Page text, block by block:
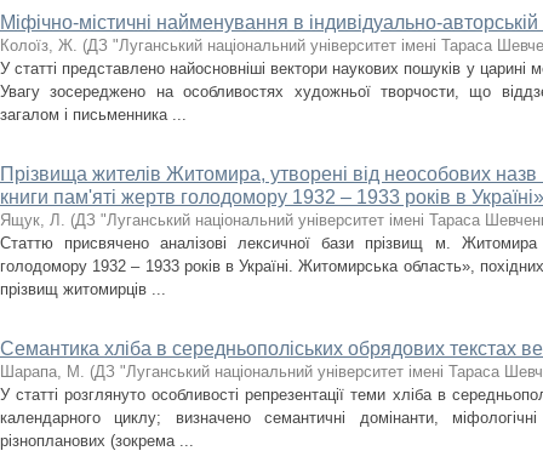
Міфічно-містичні найменування в індивідуально-
Колоїз, Ж. (ДЗ "Луганський національний університет імені Тараса
У статті представлено найосновніші вектори наукових пошуків у царині
Увагу зосереджено на особливостях художньої творчости, що
загалом і письменника ...
Прізвища жителів Житомира, утворені від неособових назв
книги пам'яті жертв голодомору 1932 – 1933 років в
Ящук, Л. (ДЗ "Луганський національний університет імені Тараса
Статтю присвячено аналізові лексичної бази прізвищ м. Житомира
голодомору 1932 – 1933 років в Україні. Житомирська область»,
прізвищ житомирців ...
Семантика хліба в середньополіських обрядових текстах
Шарапа, М. (ДЗ "Луганський національний університет імені Тараса
У статті розглянуто особливості репрезентації теми хліба в
календарного циклу; визначено семантичні домінанти,
різнопланових (зокрема ...